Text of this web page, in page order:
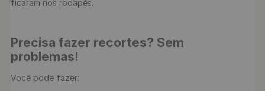
ficaram nos rodapés.
Precisa fazer recortes? Sem
problemas!
Você pode fazer: